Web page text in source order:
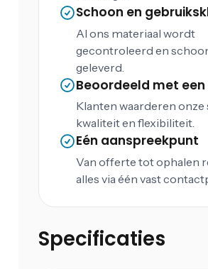
Schoon en
Al ons materiaal wordt
gecontroleerd en
geleverd.
Beoordeeld met een
Klanten waarderen onze
kwaliteit en flexibiliteit.
Eén aanspreekpunt
Van offerte tot ophalen
alles via één vast
Specificaties